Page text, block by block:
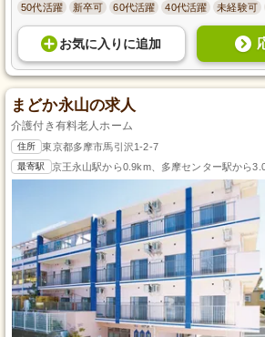
50代活躍 新卒可 60代活躍 40代活躍 未経験可
お気に入り に追加
まどか永山の求人
介護付き有料老人ホーム
住所 東京都多摩市馬引沢1-2-7
最寄駅 京王永山駅から0.9km、多摩センター駅から